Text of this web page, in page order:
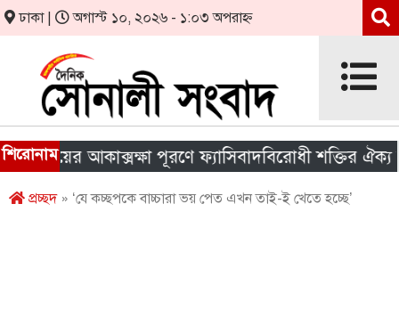
ঢাকা | অগাস্ট ১০, ২০২৬ - ১:০৩ অপরাহ্ন
শিরোনামআকাক্সক্ষা পূরণে ফ্যাসিবাদবিরোধী শক্তির ঐক্য জরুরি
প্রচ্ছদ» ‘যে কচ্ছপকে বাচ্চারা ভয় পেত এখন তাই-ই খেতে হচ্ছে’